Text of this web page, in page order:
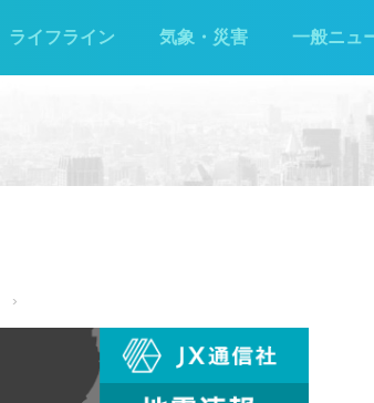
ライフライン 気象・災害 一般ニュ